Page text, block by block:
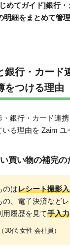
めてガイド]銀行
明細をまとめて管理
銀行・カード
をつける理由
・銀行・カード連
いる理由を Zaim ユ
買い物の補完の
のはレシート撮影
の、電子決済など
用履歴を見て手入力
30代 女性 会社員）